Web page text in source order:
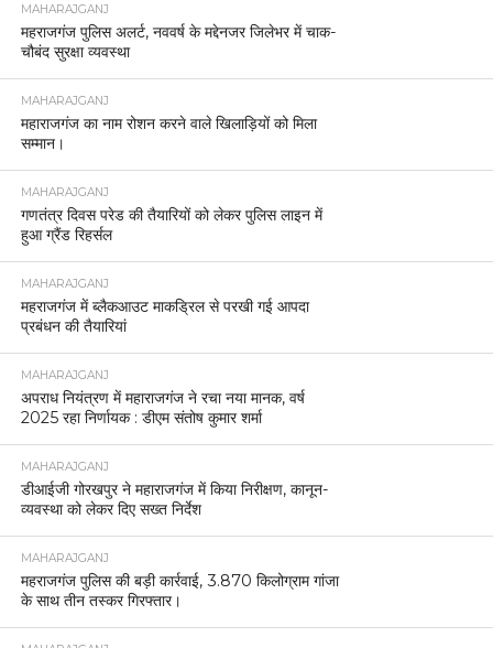
MAHARAJGANJ
महराजगंज पुलिस अलर्ट, नववर्ष के मद्देनजर जिलेभर में चाक-
चौबंद सुरक्षा व्यवस्था
MAHARAJGANJ
महाराजगंज का नाम रोशन करने वाले खिलाड़ियों को मिला
सम्मान।
MAHARAJGANJ
गणतंत्र दिवस परेड की तैयारियों को लेकर पुलिस लाइन में
हुआ ग्रैंड रिहर्सल
MAHARAJGANJ
महराजगंज में ब्लैकआउट माकड्रिल से परखी गई आपदा
प्रबंधन की तैयारियां
MAHARAJGANJ
अपराध नियंत्रण में महाराजगंज ने रचा नया मानक, वर्ष
2025 रहा निर्णायक : डीएम संतोष कुमार शर्मा
MAHARAJGANJ
डीआईजी गोरखपुर ने महाराजगंज में किया निरीक्षण, कानून-
व्यवस्था को लेकर दिए सख्त निर्देश
MAHARAJGANJ
महराजगंज पुलिस की बड़ी कार्रवाई, 3.870 किलोग्राम गांजा
के साथ तीन तस्कर गिरफ्तार।